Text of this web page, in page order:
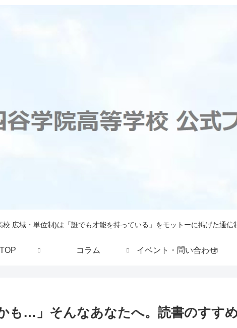
広域・単位制)は「誰でも才能を持っている」をモットーに掲げた通
コラム イベント・問い合わせ
も…」そんなあなたへ。読書のすすめ